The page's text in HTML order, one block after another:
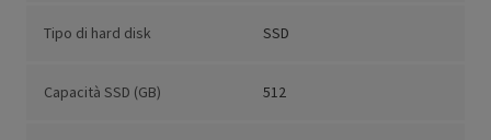
Tipo di hard disk SSD
Capacità SSD (GB) 512